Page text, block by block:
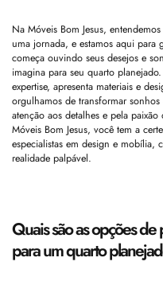
Na Móveis Bom Jesus,
uma jornada, e estamos aqui para
começa ouvindo seus desejos e
imagina para seu quarto
expertise, apresenta materiais e
orgulhamos de transformar
atenção aos detalhes e pela
Móveis Bom Jesus, você tem a
especialistas em design e mobília,
realidade palpável.
Quais são as opções
para um quarto